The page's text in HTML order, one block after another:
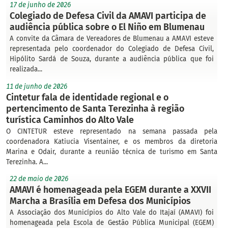
17 de junho de 2026
Colegiado de Defesa Civil da AMAVI participa de
audiência pública sobre o El Niño em Blumenau
A convite da Câmara de Vereadores de Blumenau a AMAVI esteve
representada pelo coordenador do Colegiado de Defesa Civil,
Hipólito Sardá de Souza, durante a audiência pública que foi
realizada...
11 de junho de 2026
Cintetur fala de identidade regional e o
pertencimento de Santa Terezinha à região
turística Caminhos do Alto Vale
O CINTETUR esteve representado na semana passada pela
coordenadora Katiucia Visentainer, e os membros da diretoria
Marina e Odair, durante a reunião técnica de turismo em Santa
Terezinha. A...
22 de maio de 2026
AMAVI é homenageada pela EGEM durante a XXVII
Marcha a Brasília em Defesa dos Municípios
A Associação dos Municípios do Alto Vale do Itajaí (AMAVI) foi
homenageada pela Escola de Gestão Pública Municipal (EGEM)